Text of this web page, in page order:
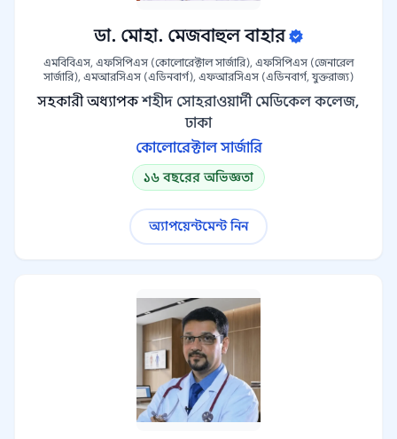
ডা. মোহা. মেজবাহুল বাহার
এমবিবিএস, এফসিপিএস (কোলোরেক্টাল সার্জারি), এফসিপিএস (জেনারেল
সার্জারি), এমআরসিএস (এডিনবার্গ), এফআরসিএস (এডিনবার্গ, যুক্তরাজ্য)
সহকারী অধ্যাপক শহীদ সোহরাওয়ার্দী মেডিকেল কলেজ,
ঢাকা
কোলোরেক্টাল সার্জারি
১৬ বছরের অভিজ্ঞতা
অ্যাপয়েন্টমেন্ট নিন